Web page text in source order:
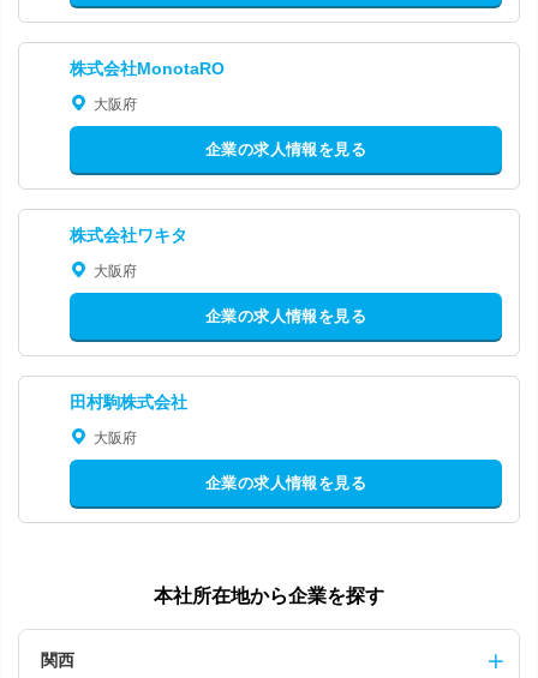
株式会社MonotaRO
大阪府
企業の求人情報を見る
株式会社ワキタ
大阪府
企業の求人情報を見る
田村駒株式会社
大阪府
企業の求人情報を見る
本社所在地から企業を探す
関西